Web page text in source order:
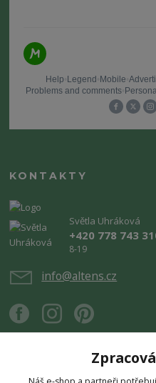
KONTAKTY
Světla Uhráková
+420 778 743
8-19
info@altens.cz